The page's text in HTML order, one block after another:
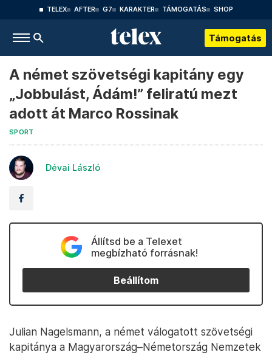
TELEX AFTER G7 KARAKTER TÁMOGATÁS SHOP
Támogatás
A német szövetségi kapitány egy
„Jobbulást, Ádám!” feliratú mezt
adott át Marco Rossinak
SPORT
Dévai László
Állítsd be a Telexet
megbízható forrásnak!
Beállítom
Julian Nagelsmann, a német válogatott szövetségi
kapitánya a Magyarország–Németország Nemzetek